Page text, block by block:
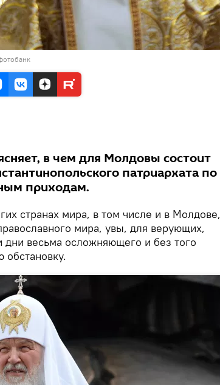
в чем для Молдовы состоит
патриархата по
приходам.
странах мира, в том числе и в Молдове,
мира, увы, для верующих,
дни весьма осложняющего и без того
обстановку.